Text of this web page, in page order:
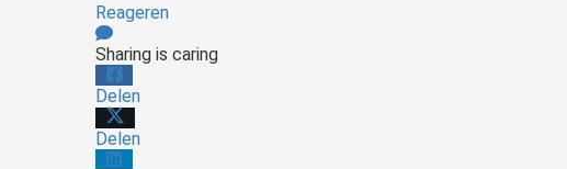
Reageren
Sharing is caring
Delen
Delen